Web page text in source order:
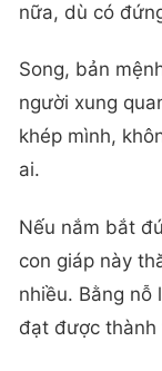
nữa, dù có
Song, bản
người xung
khép mình,
ai.
Nếu nắm bắt
con giáp này
nhiều. Bằng nỗ
đạt được thành